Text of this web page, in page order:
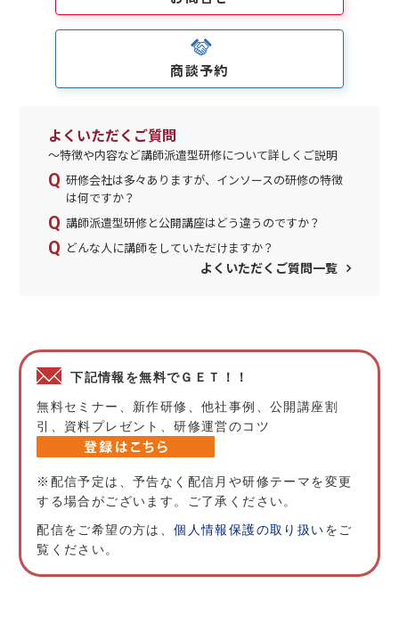
商談予約
よくいただくご質問
～特徴や内容など講師派遣型研修について詳しくご説明
研修会社は多々ありますが、インソースの研修の特徴
は何ですか？
講師派遣型研修と公開講座はどう違うのですか？
どんな人に講師をしていただけますか？
よくいただくご質問一覧
下記情報を無料でＧＥＴ！！
無料セミナー、新作研修、他社事例、公開講座割
引、資料プレゼント、研修運営のコツ
※配信予定は、予告なく配信月や研修テーマを変更
する場合がございます。ご了承ください。
配信をご希望の方は、個人情報保護の取り扱いをご
覧ください。